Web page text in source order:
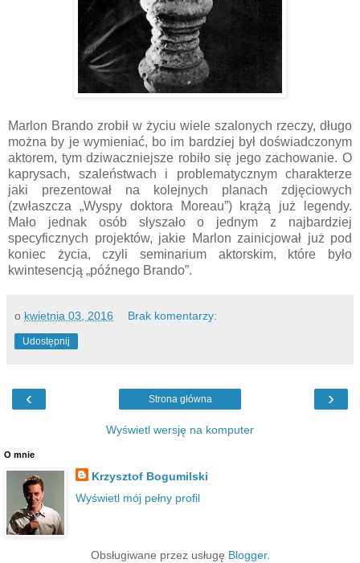
Marlon Brando zrobił w życiu wiele szalonych rzeczy, długo
można by je wymieniać, bo im bardziej był doświadczonym
aktorem, tym dziwaczniejsze robiło się jego zachowanie. O
kaprysach, szaleństwach i problematycznym charakterze
jaki prezentował na kolejnych planach zdjęciowych
(zwłaszcza „Wyspy doktora Moreau”) krążą już legendy.
Mało jednak osób słyszało o jednym z najbardziej
specyficznych projektów, jakie Marlon zainicjował już pod
koniec życia, czyli seminarium aktorskim, które było
kwintesencją „późnego Brando”.
o kwietnia 03, 2016 Brak komentarzy:
Udostępnij
‹ ›
Strona główna
Wyświetl wersję na komputer
O mnie
Krzysztof Bogumilski
Wyświetl mój pełny profil
Obsługiwane przez usługę Blogger.